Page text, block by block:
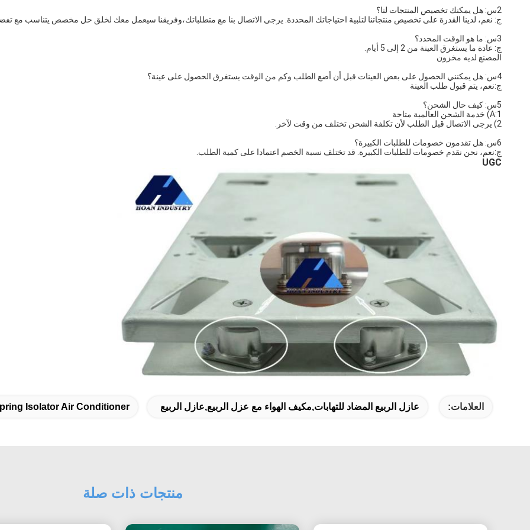
2س: هل يمكنك تخصيص المنتجات لنا؟
ج: نعم، لدينا القدرة على تخصيص منتجاتنا لتلبية احتياجاتك المحددة. يرجى الاتصال بنا مع متطلباتك،وفريقنا سيعمل معك لخلق حل مخصص يتناسب مع
3س: ما هو الوقت المحدد؟
ج: عادة ما يستغرق العينة من 2 إلى 5 أيام.
المصنع لديه مخزون
4س: هل يمكنني الحصول على بعض العينات قبل أن أضع الطلب وكم من الوقت يستغرق الحصول على عينة؟
ج:نعم، يتم قبول طلب العينة
5س: كيف حال الشحن؟
A:1) خدمة الشحن العالمية متاحة
2) يرجى الاتصال قبل الطلب لأن تكلفة الشحن تختلف من وقت لآخر.
6س: هل تقدمون خصومات للطلبات الكبيرة؟
ج:نعم، نحن نقدم خصومات للطلبات الكبيرة. قد تختلف نسبة الخصم اعتمادا على كمية الطلب.
UGC
العلامات: عازل الربيع المضاد للتهابات,مكيف الهواء مع عزل الربيع,عازل الربيع Isolator Air Conditioner
منتجات ذات صلة